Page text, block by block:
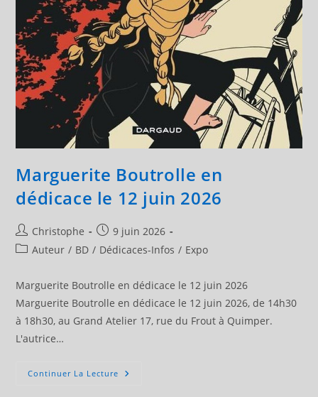
Marguerite Boutrolle en
dédicace le 12 juin 2026
Auteur/autrice
de
Christophe
Publication
publiée :
9 juin 2026
PostAuteur / BD / Dédicaces-Infos / Expo
Marguerite Boutrolle en dédicace le 12 juin 2026
Marguerite Boutrolle en dédicace le 12 juin 2026, de 14h30
à 18h30, au Grand Atelier 17, rue du Frout à Quimper.
L'autrice…
Continuer La Lecture Marguerite